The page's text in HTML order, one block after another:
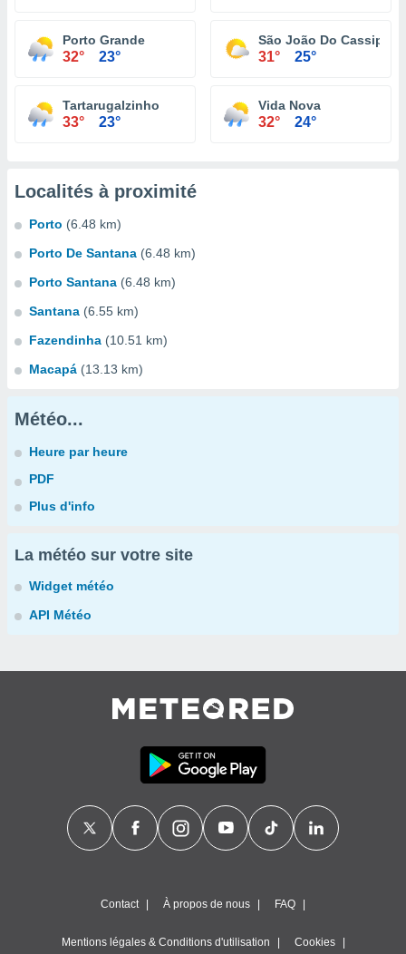
Porto Grande
32° 23°
São João Do Cassipore
31° 25°
Tartarugalzinho
33° 23°
Vida Nova
32° 24°
Localités à proximité
Porto (6.48 km)
Porto De Santana (6.48 km)
Porto Santana (6.48 km)
Santana (6.55 km)
Fazendinha (10.51 km)
Macapá (13.13 km)
Météo...
Heure par heure
PDF
Plus d'info
La météo sur votre site
Widget météo
API Météo
Contact À propos de nous FAQ
Mentions légales & Conditions d'utilisation Cookies